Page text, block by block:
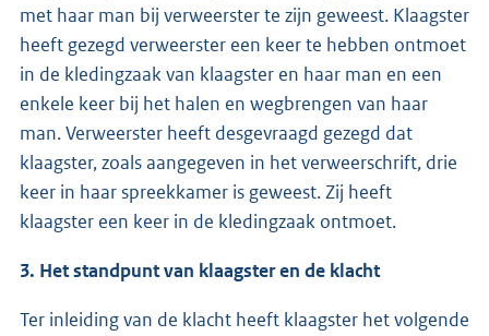
met haar man bij verweerster te zijn geweest. Klaagster
heeft gezegd verweerster een keer te hebben ontmoet
in de kledingzaak van klaagster en haar man en een
enkele keer bij het halen en wegbrengen van haar
man. Verweerster heeft desgevraagd gezegd dat
klaagster, zoals aangegeven in het verweerschrift, drie
keer in haar spreekkamer is geweest. Zij heeft
klaagster een keer in de kledingzaak ontmoet.
3. Het standpunt van klaagster en de klacht
Ter inleiding van de klacht heeft klaagster het volgende